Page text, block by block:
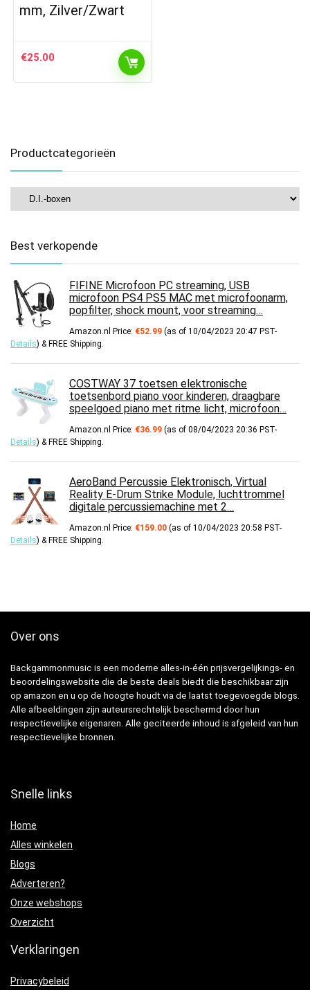
mm, Zilver/Zwart
€25.00
Productcategorieën
Best verkopende
FIFINE Microfoon PC streaming, USB
microfoon PS4 PS5 MAC met microfoonarm,
popfilter, shock mount, voor streaming…
Amazon.nl Price: €52.99 (as of 10/04/2023 20:47 PST-
Details) & FREE Shipping.
COSTWAY 37 toetsen elektronische
toetsenbord piano voor kinderen, draagbare
speelgoed piano met ritme licht, microfoon…
Amazon.nl Price: €36.99 (as of 08/04/2023 20:36 PST-
Details) & FREE Shipping.
AeroBand Percussie Elektronisch, Virtual
Reality E-Drum Strike Module, luchttrommel
digitale percussiemachine met 2…
Amazon.nl Price: €159.00 (as of 10/04/2023 20:58 PST-
Details) & FREE Shipping.
Over ons
Backgammonmusic is een moderne alles-in-één prijsvergelijkings- en
beoordelingswebsite die de beste deals biedt die beschikbaar zijn
op amazon en u op de hoogte houdt via de laatst toegevoegde blogs.
Alle afbeeldingen zijn auteursrechtelijk beschermd door hun
respectievelijke eigenaren. Alle geciteerde inhoud is afgeleid van hun
respectievelijke bronnen.
Snelle links
Home
Alles winkelen
Blogs
Adverteren?
Onze webshops
Overzicht
Verklaringen
Privacybeleid